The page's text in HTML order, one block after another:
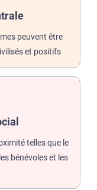
peuvent être
et positifs
telles que le
bénévoles et les